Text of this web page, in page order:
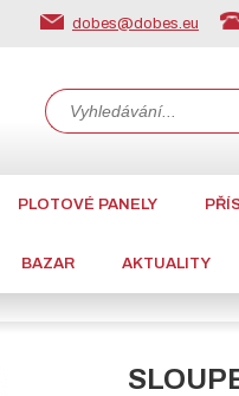
dobes@dobes.eu
PLOTOVÉ PANELY
BAZAR AKTUALITY